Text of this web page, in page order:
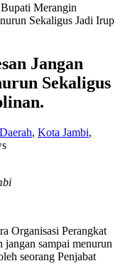
Merangin
Sekaligus Jadi Irup
Jangan
Sekaligus
Daerah, Kota Jambi,
Organisasi Perangkat
sampai menurun
seorang Penjabat